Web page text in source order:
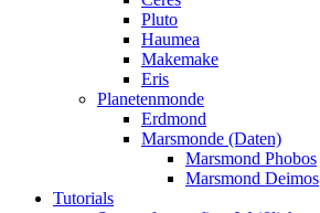
Pluto
Haumea
Makemake
Eris
Planetenmonde
Erdmond
Marsmonde (Daten)
Marsmond Phobos
Marsmond Deimos
Tutorials